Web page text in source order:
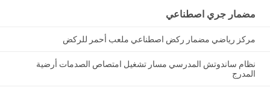
مضمار جري اصطناعي
مركز رياضي مضمار ركض اصطناعي ملعب أحمر للركض
نظام ساندوتش المدرسي مسار تشغيل امتصاص الصدمات أرضية
المدرج